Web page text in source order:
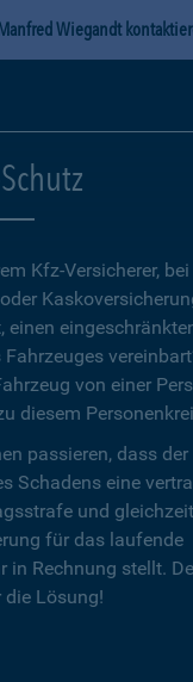
Wiegandt
Kfz-Versicherer,
einen
Fahrzeuges
von einer
diesem
passieren, dass
Schadens eine
und
für das laufende
in Rechnung stellt.
die Lösung!